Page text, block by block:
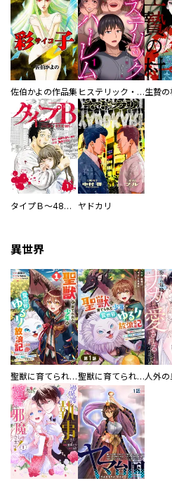
佐伯かよの作品集 ヒステリック・ハーレム～搾られる男と堕ちる女～【電子単行本版】
タイプＢ～48時間後、致死率100％～【単話】 ヤドカリ
異世界
聖獣に育てられた少年の異世界ゆるり放浪記～神様からもらったチート魔法で、仲間たちとスローライフを満喫中～ 聖獣に育てられた少年の異世界ゆるり放浪記～神様からもらったチート魔法で、仲間たちとスローライフを満喫中～【分冊版】